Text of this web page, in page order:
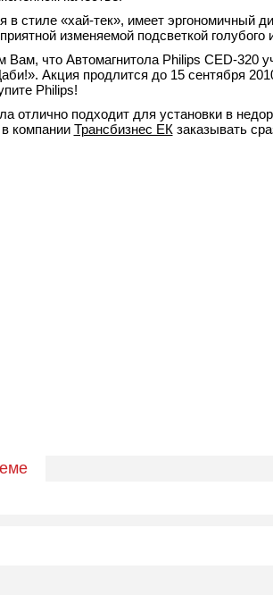
в стиле «хай-тек», имеет эргономичный
изменяемой подсветкой
что Автомагнитола Philips CED-320
Акция продлится до 15 сентября
Philips!
отлично подходит для установки в
в компании Трансбизнес ЕК заказывать